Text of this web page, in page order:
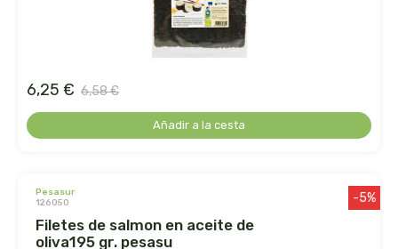
6,25 € 6,58 €
Añadir a la cesta
pesasur
126050
filetes de salmon en aceite de
oliva195 gr. pesasu
-5%
la flor del pirineo
la salud